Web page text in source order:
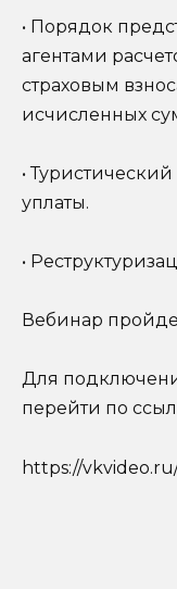
• Порядок
агентами
страховым
исчисленных
•
уплаты.
•
Вебинар
Для
перейти по
https://